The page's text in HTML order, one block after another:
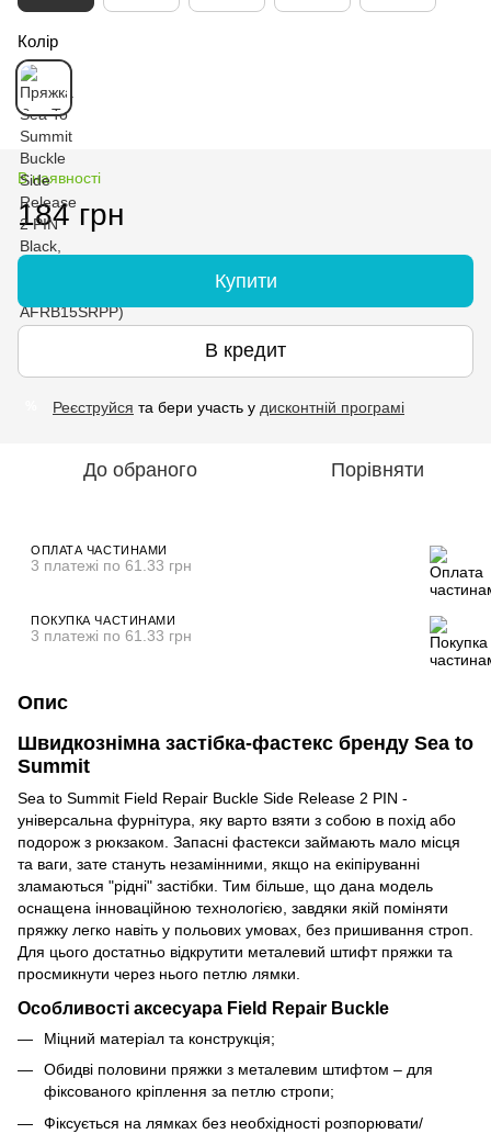
Колір
В наявності
184 грн
Купити
В кредит
Реєструйся та бери участь у дисконтній програмі
До обраного Порівняти
ОПЛАТА ЧАСТИНАМИ
3 платежі по 61.33 грн
ПОКУПКА ЧАСТИНАМИ
3 платежі по 61.33 грн
Опис
Швидкознімна застібка-фастекс бренду Sea to
Summit
Sea to Summit Field Repair Buckle Side Release 2 PIN -
універсальна фурнітура, яку варто взяти з собою в похід або
подорож з рюкзаком. Запасні фастекси займають мало місця
та ваги, зате стануть незамінними, якщо на екіпіруванні
зламаються "рідні" застібки. Тим більше, що дана модель
оснащена інноваційною технологією, завдяки якій поміняти
пряжку легко навіть у польових умовах, без пришивання строп.
Для цього достатньо відкрутити металевий штифт пряжки та
просмикнути через нього петлю лямки.
Особливості аксесуара Field Repair Buckle
Міцний матеріал та конструкція;
Обидві половини пряжки з металевим штифтом – для
фіксованого кріплення за петлю стропи;
Фіксується на лямках без необхідності розпорювати/